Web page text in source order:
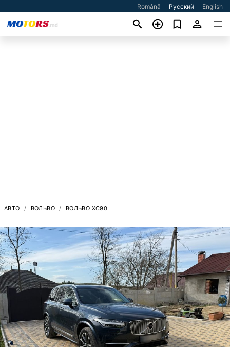
Română Русский English
АВТО ВОЛЬВО ВОЛЬВО XC90